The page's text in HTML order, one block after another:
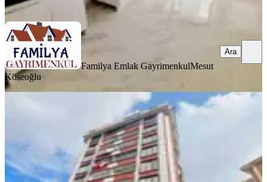
Ara
Familya Emlak GayrimenkulMesut
Köseoğlu
Ara
Eyüp Karadolap Ta Butik Sitede 2+1
Kiralik Daire
Eyüpsultan, Karadolap Mahallesi
2+1·85 m²·4. Kat· 07.08.2026